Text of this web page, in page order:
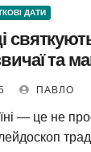
ДАТИ
та
ПАВЛО
— це не